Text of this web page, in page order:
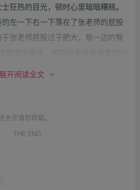
狂热的目光，顿时心里暗暗糟糕。
左一下右一下落在了张老师的屁股
于张老师屁股过于肥大，每一边的臀
深红肿涨，臀峰处呈现青紫色，上
展开阅读全文
许请勿转载。
THE END